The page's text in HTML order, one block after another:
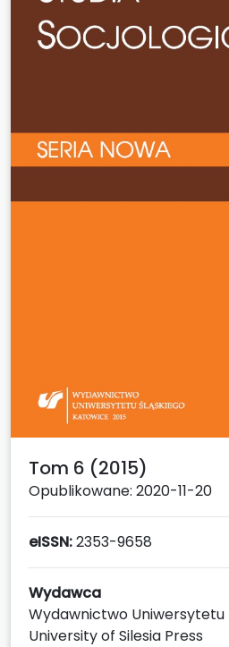
Tom 6 (2015)
Opublikowane: 2020-11-20
eISSN:2353-9658
Wydawca
Wydawnictwo Uniwersytetu
University of Silesia Press